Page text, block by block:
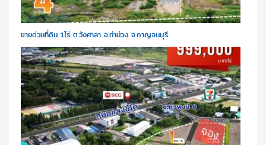
ขายด่วนที่ดิน 1ไร่ ต.วังศาลา อ.ท่าม่วง จ.กาญจนบุรี